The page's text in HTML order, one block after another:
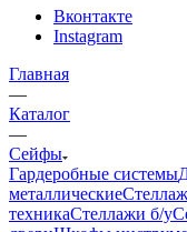
Вконтакте
Instagram
Главная
—
Каталог
—
Сейфы
Гардеробные системы
металлические
техникаСтеллажи б/у